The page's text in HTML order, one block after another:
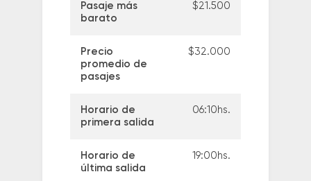
Pasaje más
barato
$21.500
Precio
promedio de
pasajes
$32.000
Horario de
primera salida
06:10hs.
Horario de
última salida
19:00hs.